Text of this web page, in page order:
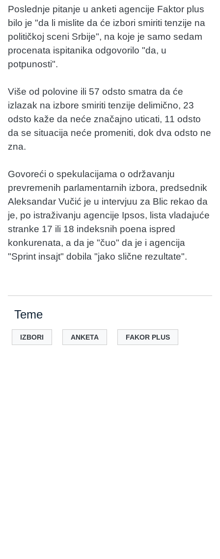
Poslednje pitanje u anketi agencije Faktor plus
bilo je "da li mislite da će izbori smiriti tenzije na
političkoj sceni Srbije", na koje je samo sedam
procenata ispitanika odgovorilo "da, u
potpunosti".
Više od polovine ili 57 odsto smatra da će
izlazak na izbore smiriti tenzije delimično, 23
odsto kaže da neće značajno uticati, 11 odsto
da se situacija neće promeniti, dok dva odsto ne
zna.
Govoreći o spekulacijama o održavanju
prevremenih parlamentarnih izbora, predsednik
Aleksandar Vučić je u intervjuu za Blic rekao da
je, po istraživanju agencije Ipsos, lista vladajuće
stranke 17 ili 18 indeksnih poena ispred
konkurenata, a da je "čuo" da je i agencija
"Sprint insajt" dobila "jako slične rezultate".
Teme
IZBORI ANKETA FAKOR PLUS